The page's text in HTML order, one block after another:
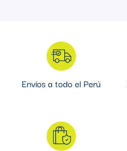
Envíos a todo el Perú